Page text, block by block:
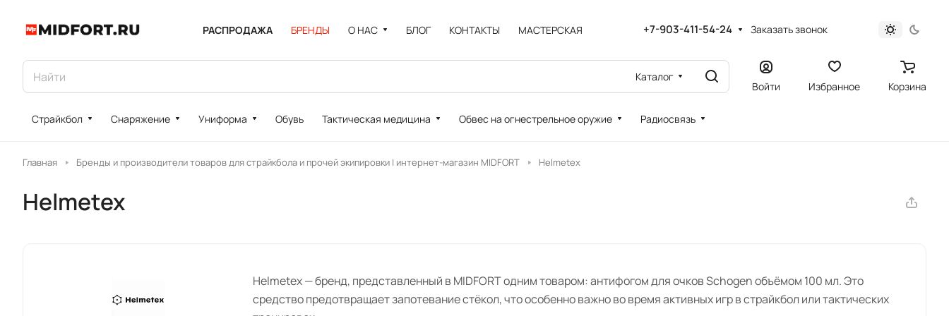
РАСПРОДАЖА БРЕНДЫ О НАС БЛОГ КОНТАКТЫ МАСТЕРСКАЯ +7-903-411-54-24 Заказать звонок
Каталог
Войти Избранное Корзина
Страйкбол Снаряжение Униформа Обувь Тактическая медицина Обвес на огнестрельное оружие Радиосвязь
Главная Бренды и производители товаров для страйкбола и прочей экипировки | интернет-магазин MIDFORT Helmetex
Helmetex
Helmetex — бренд, представленный в MIDFORT одним товаром: антифогом для очков Schogen объёмом 100 мл. Это
средство предотвращает запотевание стёкол, что особенно важно во время активных игр в страйкбол или тактических